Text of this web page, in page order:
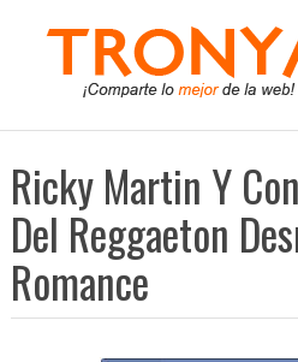
Ricky Martin Y
Del Reggaeton
Romance